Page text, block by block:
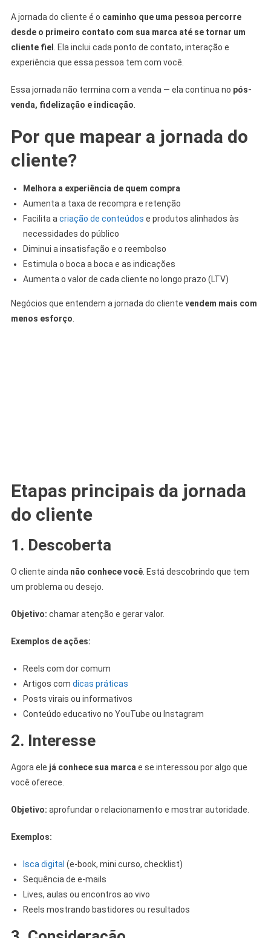
A jornada do cliente é o caminho que uma pessoa percorre
desde o primeiro contato com sua marca até se tornar um
cliente fiel
. Ela inclui cada ponto de contato, interação e
experiência que essa pessoa tem com você.
Essa jornada não termina com a venda — ela continua no pós-
venda, fidelização e indicação
Por que mapear a jornada do
cliente?
Melhora a experiência de quem compra
Aumenta a taxa de recompra e retenção
Facilita a criação de conteúdos e produtos alinhados às
necessidades do público
Diminui a insatisfação e o reembolso
Estimula o boca a boca e as indicações
Aumenta o valor de cada cliente no longo prazo (LTV)
Negócios que entendem a jornada do cliente vendem mais com
menos esforço
Etapas principais da jornada
do cliente
1. Descoberta
O cliente ainda não conhece você. Está descobrindo que tem
um problema ou desejo.
Objetivo: chamar atenção e gerar valor.
Exemplos de ações:
Reels com dor comum
Artigos com dicas práticas
Posts virais ou informativos
Conteúdo educativo no YouTube ou Instagram
2. Interesse
Agora ele já conhece sua marca e se interessou por algo que
você oferece.
Objetivo: aprofundar o relacionamento e mostrar autoridade.
Exemplos:
Isca digital (e-book, mini curso, checklist)
Sequência de e-mails
Lives, aulas ou encontros ao vivo
Reels mostrando bastidores ou resultados